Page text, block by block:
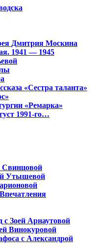
Дмитрия Москина
1941 — 1945
«Сестра таланта»
«Ремарка»
1991-го…
Свинцовой
Утышевой
Зоей Арнаутовой
Винокуровой
с Александрой